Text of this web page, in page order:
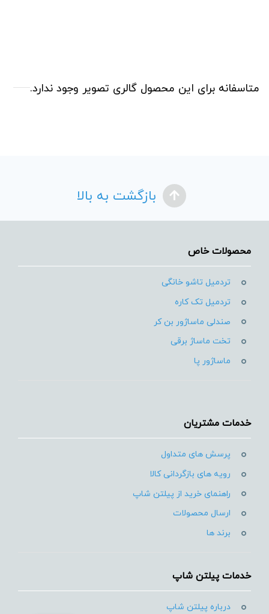
متاسفانه برای این محصول گالری تصویر وجود ندارد.
بازگشت به بالا
محصولات خاص
تردمیل تاشو خانگی
تردمیل تک کاره
صندلی ماساژور بن کر
تخت ماساژ برقی
ماساژور پا
خدمات مشتریان
پرسش های متداول
رویه های بازگردانی کالا
راهنمای خرید از پیلتن شاپ
ارسال محصولات
برند ها
خدمات پیلتن شاپ
درباره پیلتن شاپ